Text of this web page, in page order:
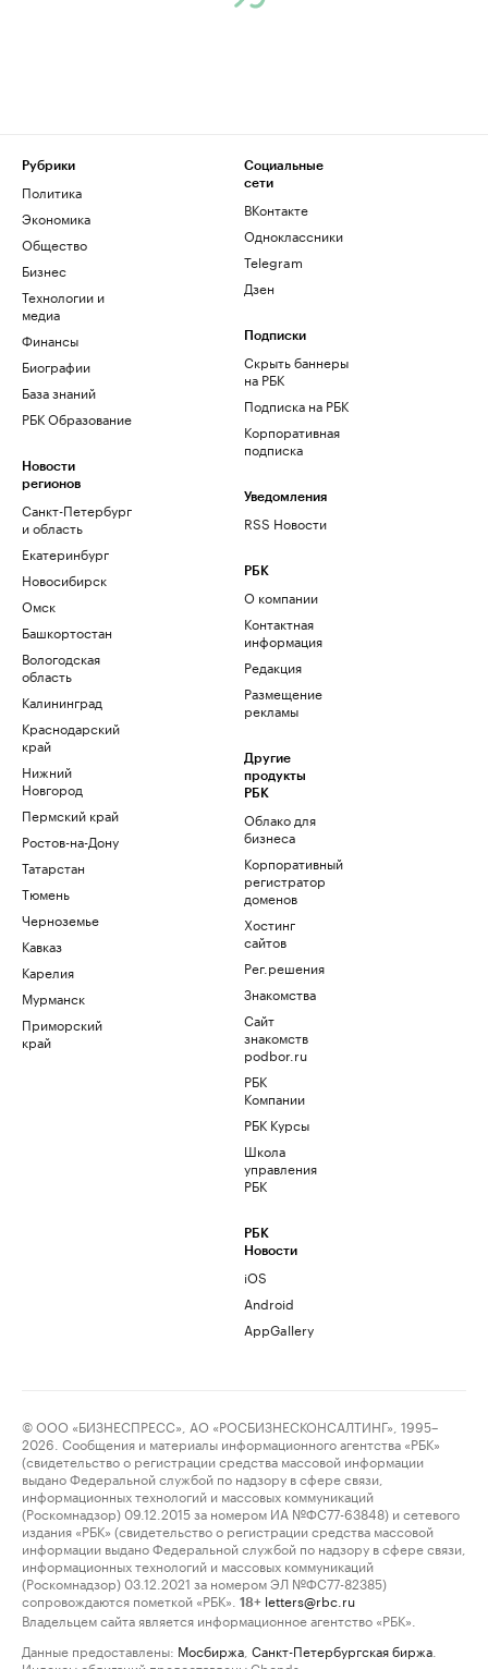
Рубрики
Политика
Экономика
Общество
Бизнес
Технологии и
медиа
Финансы
Биографии
База знаний
РБК Образование
Новости
регионов
Санкт-Петербург
и область
Екатеринбург
Новосибирск
Омск
Башкортостан
Вологодская
область
Калининград
Краснодарский
край
Нижний
Новгород
Пермский край
Ростов-на-Дону
Татарстан
Тюмень
Черноземье
Кавказ
Карелия
Мурманск
Приморский
край
Социальные
сети
ВКонтакте
Одноклассники
Telegram
Дзен
Подписки
Скрыть баннеры
на РБК
Подписка на РБК
Корпоративная
подписка
Уведомления
RSS Новости
РБК
О компании
Контактная
информация
Редакция
Размещение
рекламы
Другие
продукты
РБК
Облако для
бизнеса
Корпоративный
регистратор
доменов
Хостинг
сайтов
Рег.решения
Знакомства
Сайт
знакомств
podbor.ru
РБК
Компании
РБК Курсы
Школа
управления
РБК
РБК
Новости
iOS
Android
AppGallery
© ООО «БИЗНЕСПРЕСС», АО «РОСБИЗНЕСКОНСАЛТИНГ», 1995–
2026. Сообщения и материалы информационного агентства «РБК»
(свидетельство о регистрации средства массовой информации
выдано Федеральной службой по надзору в сфере связи,
информационных технологий и массовых коммуникаций
(Роскомнадзор) 09.12.2015 за номером ИА №ФС77-63848) и сетевого
издания «РБК» (свидетельство о регистрации средства массовой
информации выдано Федеральной службой по надзору в сфере связи,
информационных технологий и массовых коммуникаций
(Роскомнадзор) 03.12.2021 за номером ЭЛ №ФС77-82385)
сопровождаются пометкой «РБК».
18+ letters@rbc.ru
Владельцем сайта является информационное агентство «РБК».
Данные предоставлены: Мосбиржа Санкт-Петербургская биржа